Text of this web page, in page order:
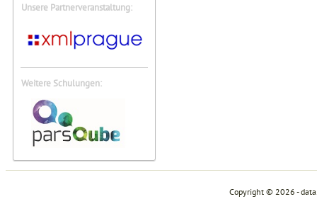
Unsere Partnerveranstaltung:
Weitere Schulungen:
Copyright © 2026 -